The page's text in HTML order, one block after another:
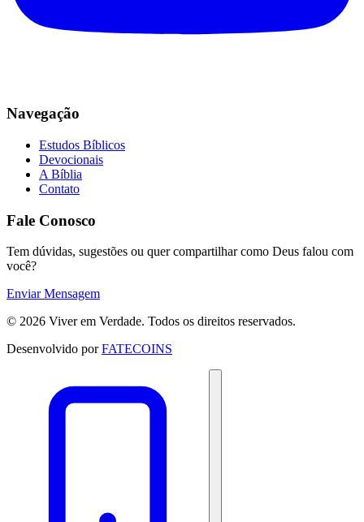
Navegação
Estudos Bíblicos
Devocionais
A Bíblia
Contato
Fale Conosco
Tem dúvidas, sugestões ou quer compartilhar como Deus falou com
você?
Enviar Mensagem
© 2026 Viver em Verdade. Todos os direitos reservados.
Desenvolvido porFATECOINS